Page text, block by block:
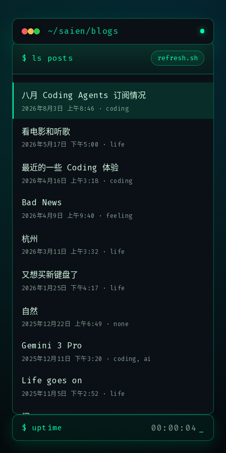
~/saien/blogs
$ ls posts refresh.sh
八月 Coding Agents 订阅情况
2026年8月3日 上午8:46 · coding
看电影和听歌
2026年5月17日 下午5:00 · life
最近的一些 Coding 体验
2026年4月16日 上午3:18 · coding
Bad News
2026年4月9日 上午9:40 · feeling
杭州
2026年3月11日 上午3:32 · life
又想买新键盘了
2026年1月25日 下午4:17 · life
自然
2025年12月22日 上午6:49 · none
Gemini 3 Pro
2025年12月11日 下午3:20 · coding, ai
Life goes on
2025年11月5日 下午2:52 · life
闷
2025年10月29日 下午4:57
$ uptime 00:00:04